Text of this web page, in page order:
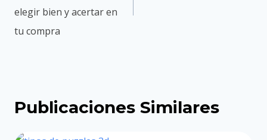
elegir bien y acertar en
tu compra
Publicaciones Similares